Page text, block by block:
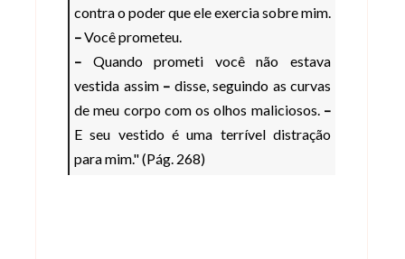
contra o poder que ele exercia sobre mim.
–Você prometeu.
– Quando prometi você não estava
vestida assim – disse, seguindo as curvas
de meu corpo com os olhos maliciosos. –
E seu vestido é uma terrível distração
para mim." (Pág. 268)